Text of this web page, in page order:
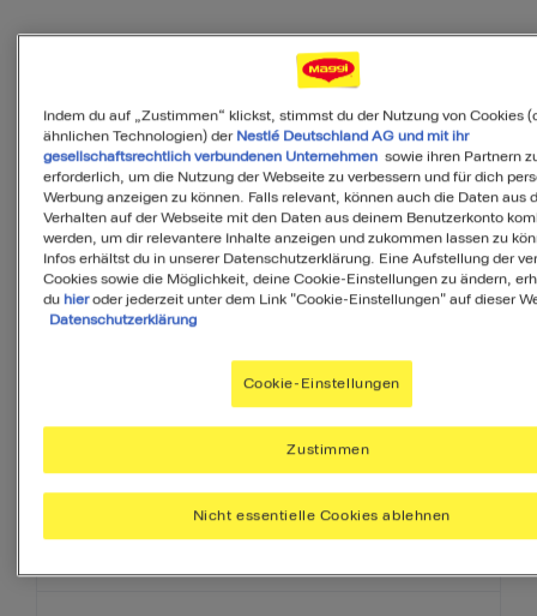
Als Favorit speichern
PDF
Zutaten
Portionen
Erdnüsse
Toastbrot
Indem du auf „Zustimmen“ klickst, stimmst du der Nutzung von Cookies
ähnlichen Technologien) der Nestlé Deutschland AG und mit ihr
gesellschaftsrechtlich verbundenen Unternehmensowie ihren Partnern
erforderlich, um die Nutzung der Webseite zu verbessern und für dich
Werbung anzeigen zu können. Falls relevant, können auch die Daten aus
Verhalten auf der Webseite mit den Daten aus deinem Benutzerkonto
werden, um dir relevantere Inhalte anzeigen und zukommen lassen zu
Infos erhältst du in unserer Datenschutzerklärung. Eine Aufstellung der
Cookies sowie die Möglichkeit, deine Cookie-Einstellungen zu ändern,
du hieroder jederzeit unter dem Link "Cookie-Einstellungen" auf dieser
Datenschutzerklärung
Cookie-Einstellungen
Nicht essentielle Cookies ablehnen
Zustimmen